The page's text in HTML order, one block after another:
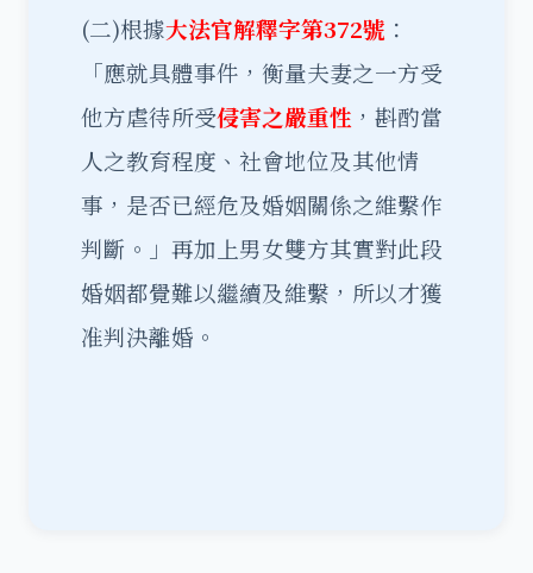
(二)根據大法官解釋字第372號 ：
「應就具體事件，衡量夫妻之一方受
他方虐待所受侵害之嚴重性 ，斟酌當
人之教育程度、社會地位及其他情
事，是否已經危及婚姻關係之維繫作
判斷。」再加上男女雙方其實對此段
婚姻都覺難以繼續及維繫，所以才獲
准判決離婚。